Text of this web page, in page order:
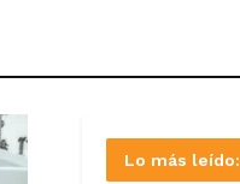
Lo más leído: